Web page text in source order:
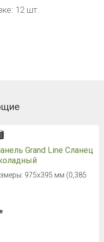
12 шт.
Grand Line Сланец
975х395 мм (0,385